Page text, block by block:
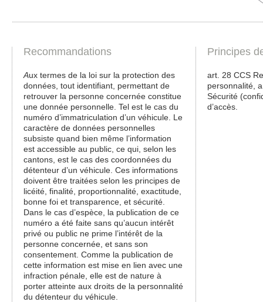
Recommandations
Aux termes de la loi sur la protection des
données, tout identifiant, permettant de
retrouver la personne concernée constitue
une donnée personnelle. Tel est le cas du
numéro d’immatriculation d’un véhicule. Le
caractère de données personnelles
subsiste quand bien même l’information
est accessible au public, ce qui, selon les
cantons, est le cas des coordonnées du
détenteur d’un véhicule. Ces informations
doivent être traitées selon les principes de
licéité, finalité, proportionnalité, exactitude,
bonne foi et transparence, et sécurité.
Dans le cas d’espèce, la publication de ce
numéro a été faite sans qu’aucun intérêt
privé ou public ne prime l’intérêt de la
personne concernée, et sans son
consentement. Comme la publication de
cette information est mise en lien avec une
infraction pénale, elle est de nature à
porter atteinte aux droits de la personnalité
du détenteur du véhicule.
Principes
art. 28 CCS
personnalité,
Sécurité
d’accès.